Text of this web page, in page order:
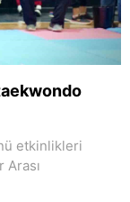
etkinlikleri
Arası